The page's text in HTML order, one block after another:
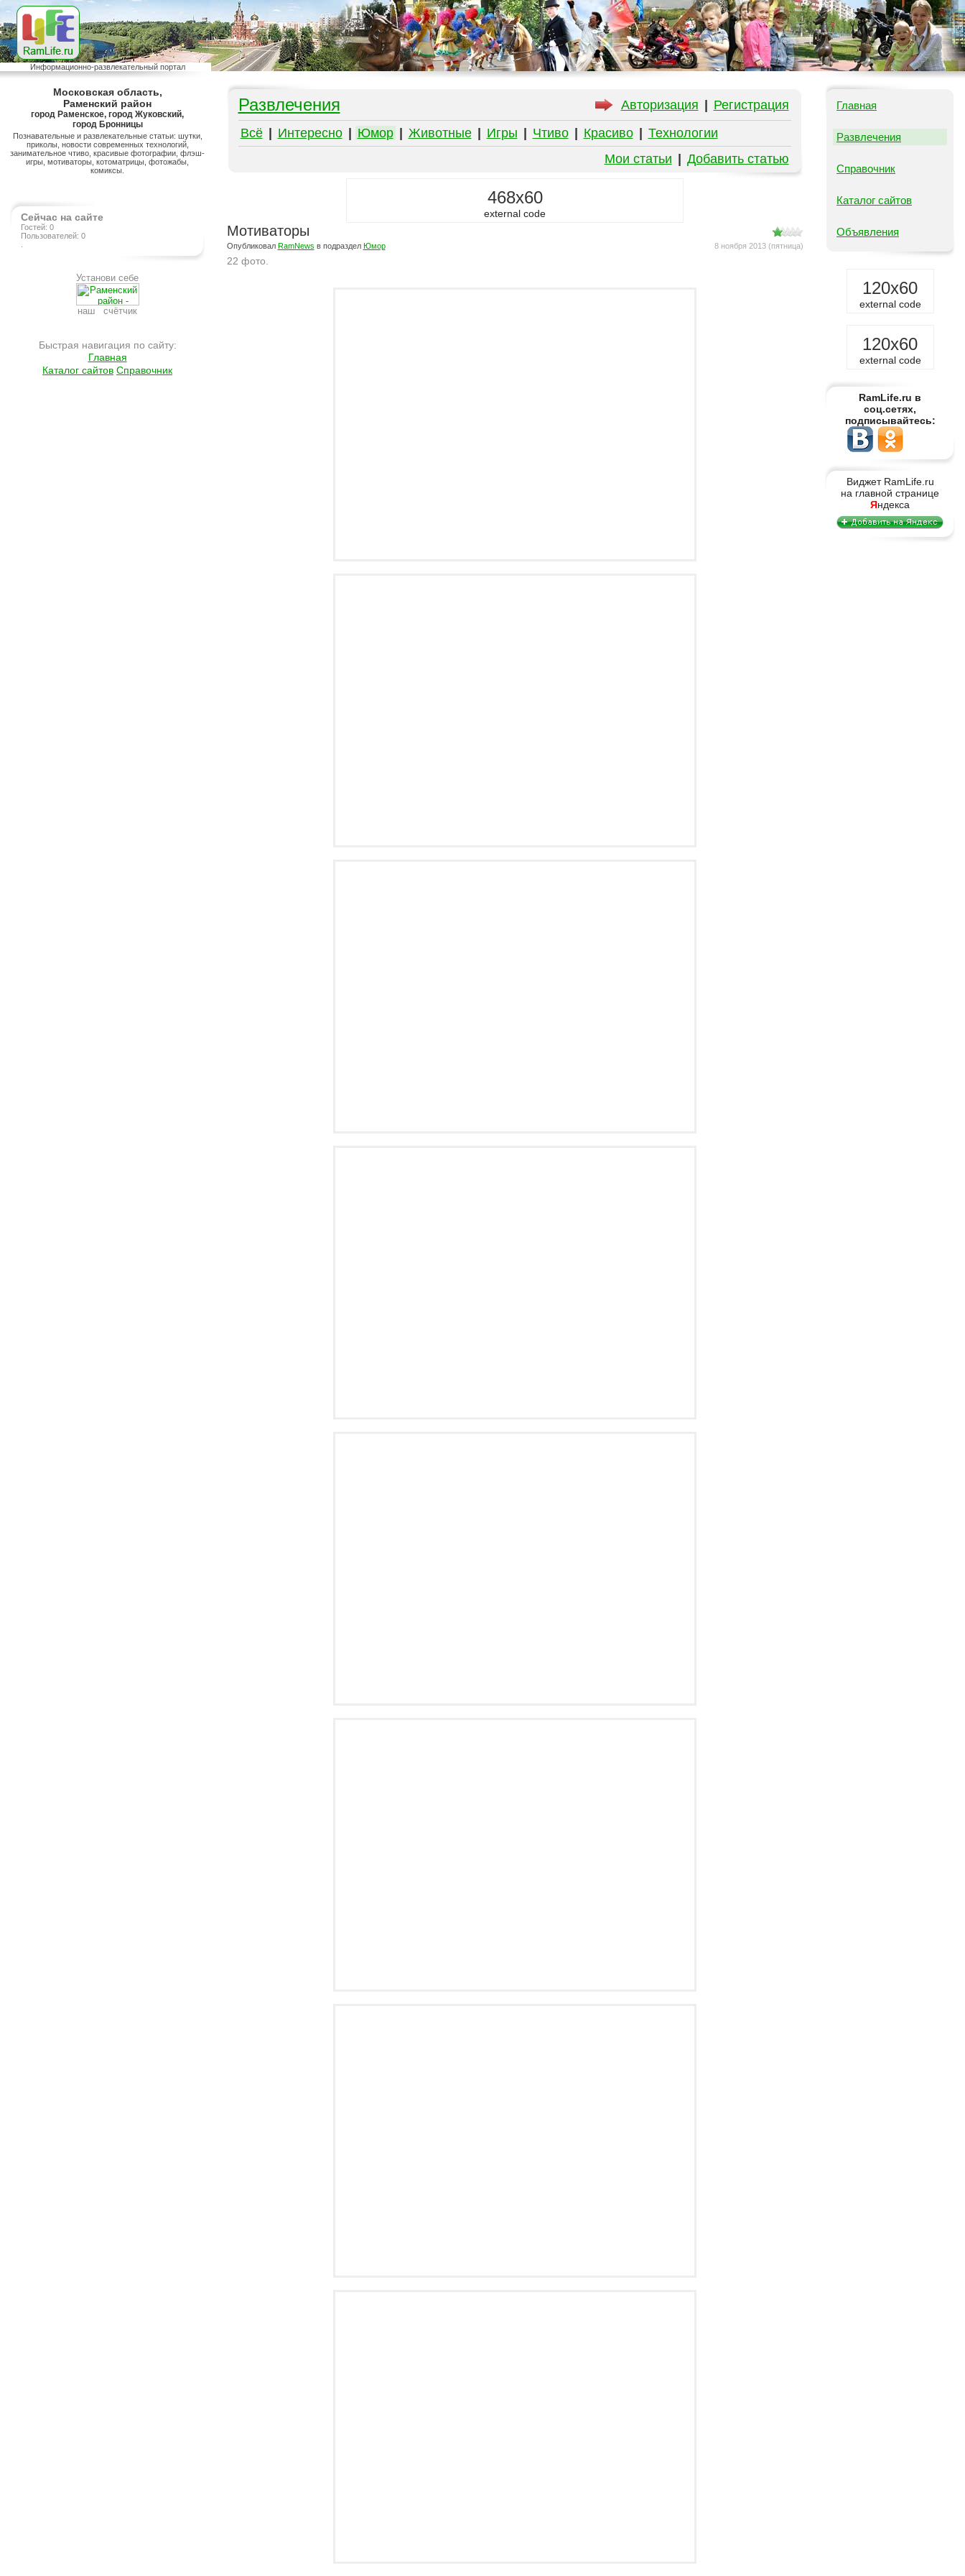
Информационно-развлекательный портал
Московская область,
Раменский район
город Раменское, город Жуковский,
город Бронницы
Познавательные и развлекательные статьи: шутки,
приколы, новости современных технологий,
занимательное чтиво, красивые фотографии, флэш-
игры, мотиваторы, котоматрицы, фотожабы,
комиксы.
Сейчас на сайте
Гостей: 0
Пользователей: 0
Установи себе
наш счётчик
Быстрая навигация по сайту:
Главная
Каталог сайтов Справочник
Авторизация Регистрация
Развлечения
Всё Интересно Юмор Животные Игры Чтиво Красиво
Технологии
Мои статьи
Добавить статью
468x60
external code
Мотиваторы
8 ноября 2013 (пятница)
Опубликовал RamNews в подраздел Юмор
22 фото.
Главная
Развлечения
Справочник
Каталог сайтов
Объявления
120x60
external code
120x60
external code
RamLife.ru в
соц.сетях,
подписывайтесь:
Виджет RamLife.ru
на главной странице
Яндекса